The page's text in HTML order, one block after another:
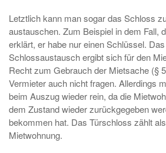
Letztlich kann man sogar das Schloss
austauschen. Zum Beispiel in dem Fall,
erklärt, er habe nur einen Schlüssel.
Schlossaustausch ergibt sich für den
Recht zum Gebrauch der Mietsache (§
Vermieter auch nicht fragen. Allerdings
beim Auszug wieder rein, da die
dem Zustand wieder zurückgegeben
bekommen hat. Das Türschloss zählt
Mietwohnung.